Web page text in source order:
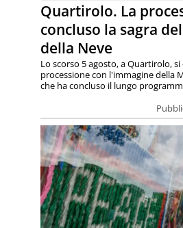
Quartirolo. La
concluso la sagra
della Neve
Lo scorso 5 agosto, a Quartirolo, si
processione con l'immagine della
che ha concluso il lungo